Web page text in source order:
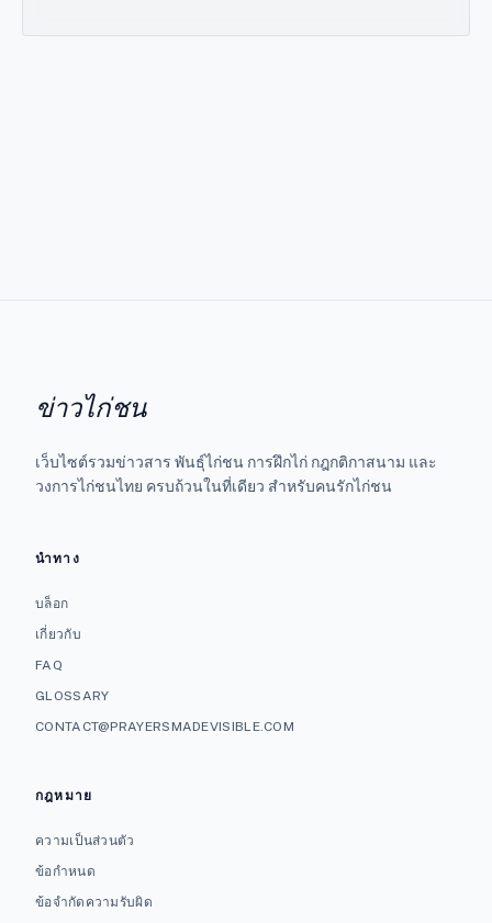
ข่าวไก่ชน
เว็บไซต์รวมข่าวสาร พันธุ์ไก่ชน การฝึกไก่ กฎกติกาสนาม และ
วงการไก่ชนไทย ครบถ้วนในที่เดียว สำหรับคนรักไก่ชน
นำทาง
บล็อก
เกี่ยวกับ
FAQ
GLOSSARY
CONTACT@PRAYERSMADEVISIBLE.COM
กฎหมาย
ความเป็นส่วนตัว
ข้อกำหนด
ข้อจำกัดความรับผิด